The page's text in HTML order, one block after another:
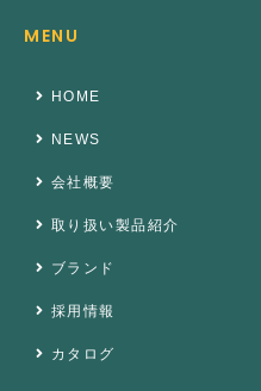
MENU
HOME
NEWS
会社概要
取り扱い製品紹介
ブランド
採用情報
カタログ